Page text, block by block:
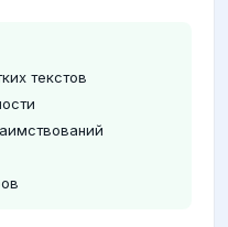
текстов